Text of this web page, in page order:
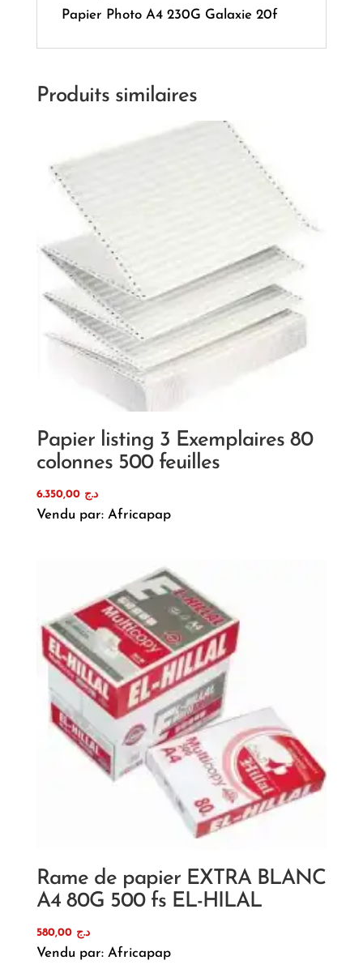
Papier Photo A4 230G Galaxie 20f
Produits similaires
Papier listing 3 Exemplaires 80
colonnes 500 feuilles
د.ج 6.350,00
Vendu par: Africapap
Rame de papier EXTRA BLANC
A4 80G 500 fs EL-HILAL
د.ج 580,00
Vendu par: Africapap